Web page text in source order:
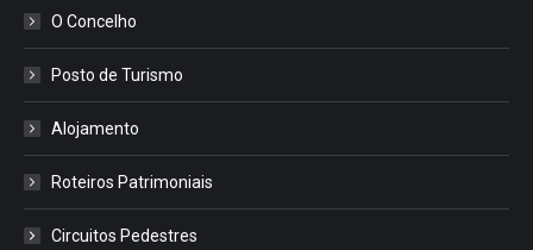
O Concelho
Posto de Turismo
Alojamento
Roteiros Patrimoniais
Circuitos Pedestres